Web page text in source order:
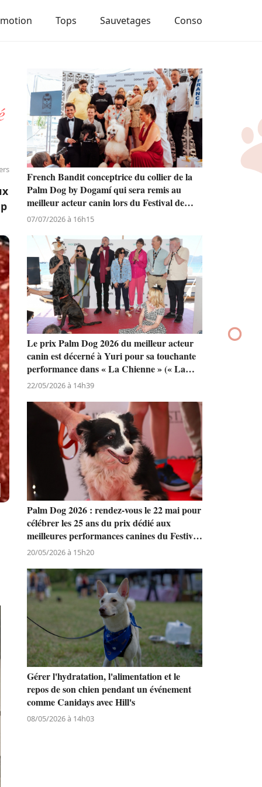
Tops Sauvetages Conso
French Bandit conceptrice du collier de la
Palm Dog by Dogamí qui sera remis au
meilleur acteur canin lors du Festival de
Cannes
07/07/2026 à 16h15
Le prix Palm Dog 2026 du meilleur acteur
canin est décerné à Yuri pour sa touchante
performance dans « La Chienne » (« La
Perra ») de Dominga Sotomayor
22/05/2026 à 14h39
Palm Dog 2026 : rendez-vous le 22 mai pour
célébrer les 25 ans du prix dédié aux
meilleures performances canines du Festival
de Cannes
20/05/2026 à 15h20
Gérer l'hydratation, l'alimentation et le
repos de son chien pendant un événement
comme Canidays avec Hill's
08/05/2026 à 14h03